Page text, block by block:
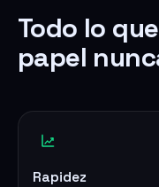
Todo lo
papel
Rapidez